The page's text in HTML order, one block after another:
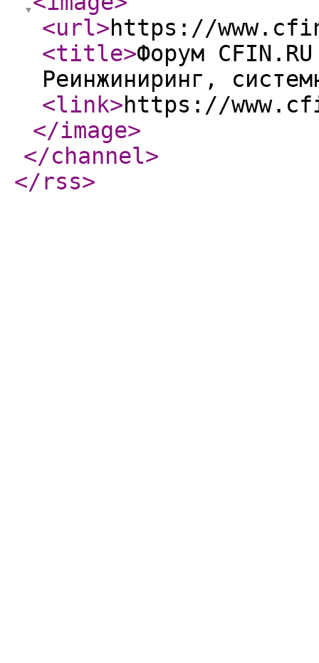
<url>https://
<title>Форум
Реинжиниринг,
<link>https://
</image>
</channel>
</rss>